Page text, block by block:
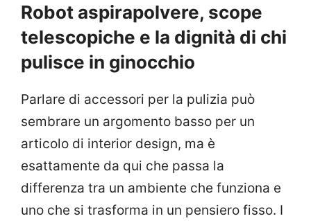
Robot aspirapolvere, scope
telescopiche e la dignità di chi
pulisce in ginocchio
Parlare di accessori per la pulizia può
sembrare un argomento basso per un
articolo di interior design, ma è
esattamente da qui che passa la
differenza tra un ambiente che funziona e
uno che si trasforma in un pensiero fisso. I